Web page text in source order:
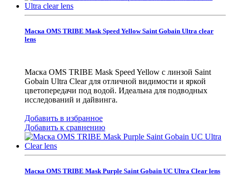
Маска OMS TRIBE Mask Speed Yellow Saint Gobain Ultra clear
lens
Маска OMS TRIBE Mask Speed Yellow с линзой Saint
Gobain Ultra Clear для отличной видимости и яркой
цветопередачи под водой. Идеальна для подводных
исследований и дайвинга.
Добавить в избранное
Добавить к сравнению
Маска OMS TRIBE Mask Purple Saint Gobain UC Ultra Clear lens